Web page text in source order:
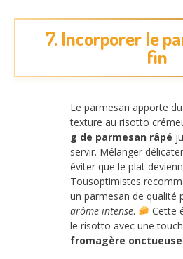
7. Incorporer le
fin
Le parmesan apporte
texture au risotto
g de parmesan râpé
servir. Mélanger
éviter que le plat
Tousoptimistes
un parmesan de qualité
arôme intense.
Cette
le risotto avec une
fromagère onctueuse